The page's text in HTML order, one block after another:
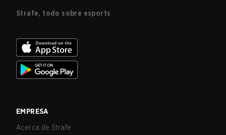
Strafe, todo sobre esports
EMPRESA
Acerca de Strafe